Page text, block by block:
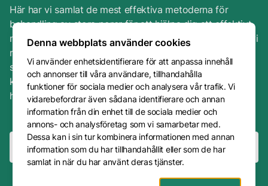
Hudguide
Ordlista
Priser
Kundtjänst
Kontakt
Frågor
Svar
Denna webbplats använder cookies
Vi använder enhetsidentifierare för att anpassa innehåll
och annonser till våra användare, tillhandahålla
funktioner för sociala medier och analysera vår trafik. Vi
vidarebefordrar även sådana identifierare och annan
information från din enhet till de sociala medier och
annons- och analysföretag som vi samarbetar med.
Dessa kan i sin tur kombinera informationen med annan
information som du har tillhandahållit eller som de har
samlat in när du har använt deras tjänster.
Här har vi samlat de mest effektiva metoderna för
behandling av stora porer för att hjälpa dig att effektivt
minska deras storlek. Oavsett dina specifika behov har vi
rätt lösning för dig. Är du osäker på vilken behandling
som bäst passar din hudtyp? Oroa dig inte, boka en
kostnadsfri konsultation hos oss på Acnespecialisten. Vi
hjälper dig vidare mot en jämnare och slätare hud.
Boka hudkonsultation Boka behandling